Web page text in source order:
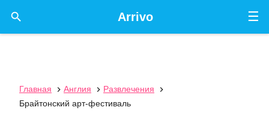
☰
Arrivo

Главная  Англия  Развлечения

Брайтонский арт-фестиваль